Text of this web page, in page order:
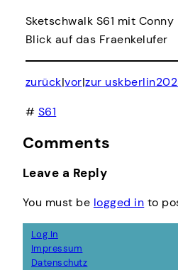
Sketschwalk S61 mit
Blick auf das Fraenkelufer
zurück|vor|zur
# S61
Comments
Leave a Reply
You must be logged in to
Log In
Impressum
Datenschutz